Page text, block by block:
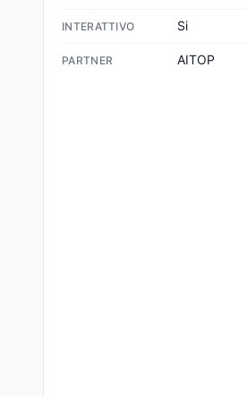
INTERATTIVO Si
PARTNER AITOP